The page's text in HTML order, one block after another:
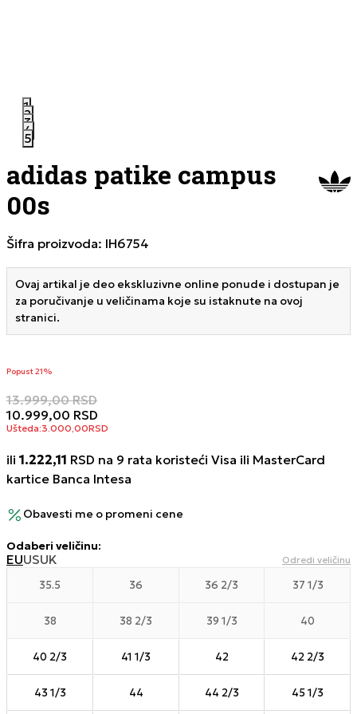
1
2
3
4
5
adidas patike campus
00s
Šifra proizvoda: IH6754
Ovaj artikal je deo ekskluzivne online ponude i dostupan je
za poručivanje u veličinama koje su istaknute na ovoj
stranici.
Popust 21%
13.999,00 RSD
10.999,00 RSD
Ušteda:3.000,00RSD
ili 1.222,11 RSD na 9 rata koristeći Visa ili MasterCard
kartice Banca Intesa
Obavesti me o promeni cene
Odaberi veličinu:
EUUSUK Odredi veličinu
35.5 36 36 2/3 37 1/3
38 38 2/3 39 1/3 40
40 2/3 41 1/3 42 42 2/3
43 1/3 44 44 2/3 45 1/3